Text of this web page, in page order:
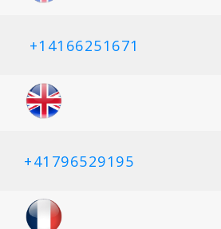
+14166251671
+41796529195